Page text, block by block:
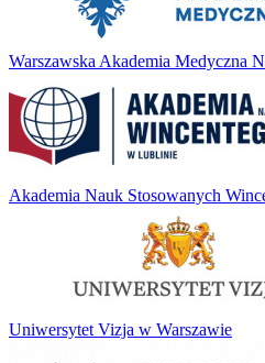
Warszawska Akademia Medyczna
Akademia Nauk Stosowanych
Uniwersytet Vizja w Warszawie